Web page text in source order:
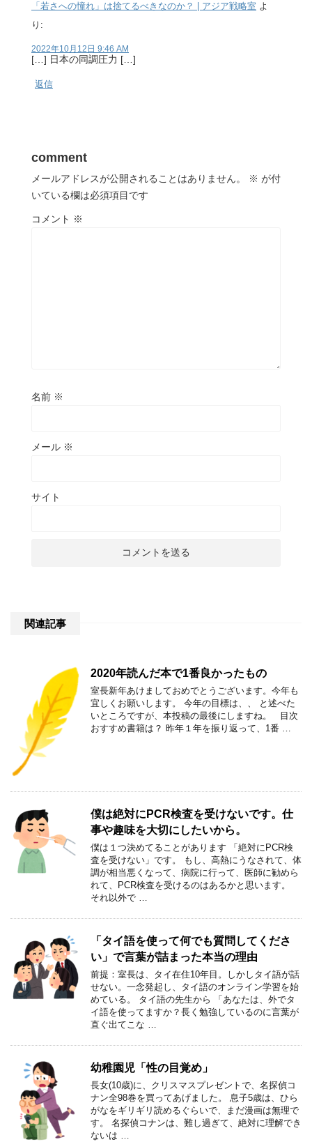
「若さへの憧れ」は捨てるべきなのか？ | アジア戦略室 よ
り:
2022年10月12日 9:46 AM
[…] 日本の同調圧力 […]
返信
comment
メールアドレスが公開されることはありません。 ※ が付
いている欄は必須項目です
コメント ※
名前 ※
メール ※
サイト
関連記事
2020年読んだ本で1番良かったもの
室長新年あけましておめでとうございます。今年も
宜しくお願いします。 今年の目標は、、 と述べた
いところですが、本投稿の最後にしますね。 目次
おすすめ書籍は？ 昨年１年を振り返って、1番 …
僕は絶対にPCR検査を受けないです。仕
事や趣味を大切にしたいから。
僕は１つ決めてることがあります 「絶対にPCR検
査を受けない」です。 もし、高熱にうなされて、体
調が相当悪くなって、病院に行って、医師に勧めら
れて、PCR検査を受けるのはあるかと思います。
それ以外で …
「タイ語を使って何でも質問してくださ
い」で言葉が詰まった本当の理由
前提：室長は、タイ在住10年目。しかしタイ語が話
せない。一念発起し、タイ語のオンライン学習を始
めている。 タイ語の先生から 「あなたは、外でタ
イ語を使ってますか？長く勉強しているのに言葉が
直ぐ出てこな …
幼稚園児「性の目覚め」
長女(10歳)に、クリスマスプレゼントで、名探偵コ
ナン全98巻を買ってあげました。 息子5歳は、ひら
がなをギリギリ読めるぐらいで、まだ漫画は無理で
す。 名探偵コナンは、難し過ぎて、絶対に理解でき
ないは …